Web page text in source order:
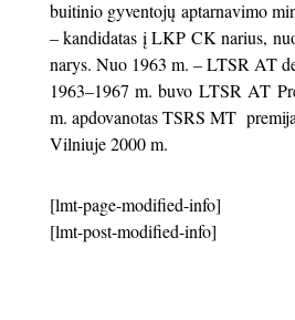
buitinio gyventojų aptarnavimo
– kandidatas į LKP CK narius,
narys. Nuo 1963 m. – LTSR AT
1963–1967 m. buvo LTSR AT
m. apdovanotas TSRS MT
Vilniuje 2000 m.
[lmt-page-modified-info]
[lmt-post-modified-info]